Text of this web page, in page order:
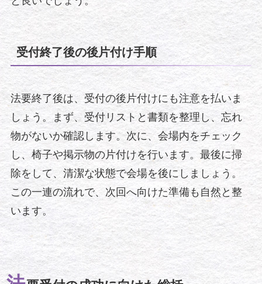
受付終了後の後片付け手順
法要終了後は、受付の後片付けにも注意を払いま
しょう。まず、受付リストと書類を整理し、忘れ
物がないか確認します。次に、会場内をチェック
し、椅子や掲示物の片付けを行います。最後に掃
除をして、清潔な状態で会場を後にしましょう。
この一連の流れで、次回へ向けた準備も自然と整
います。